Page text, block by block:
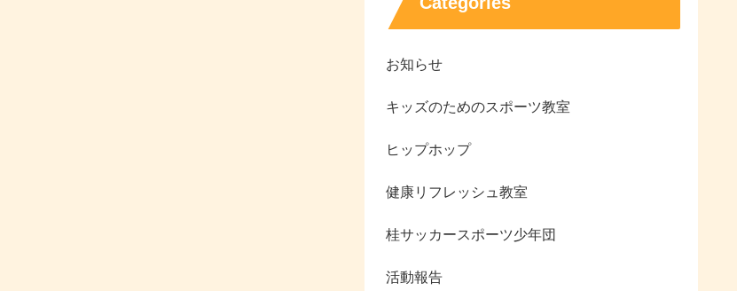
お知らせ
キッズのためのスポーツ教室
ヒップホップ
健康リフレッシュ教室
桂サッカースポーツ少年団
活動報告